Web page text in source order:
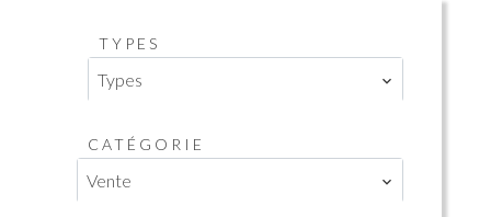
TYPES
Types
CATÉGORIE
Vente